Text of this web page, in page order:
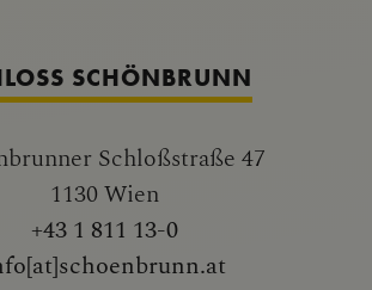
SCHÖNBRUNN
Schloßstraße 47
1130 Wien
+43 1 811 13-0